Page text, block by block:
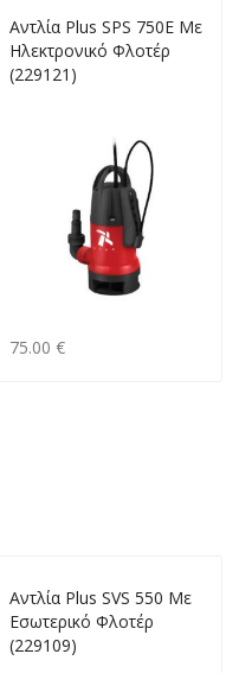
Αντλία Plus SPS 750Ε Με
Ηλεκτρονικό Φλοτέρ
(229121)
75.00 €
Αντλία Plus SVS 550 Με
Εσωτερικό Φλοτέρ
(229109)